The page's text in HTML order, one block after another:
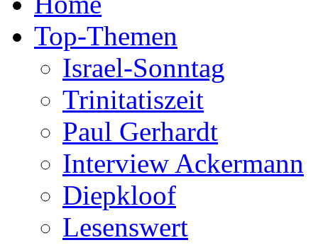
Top-Themen
Israel-Sonntag
Trinitatiszeit
Paul Gerhardt
Interview Ackermann
Diepkloof
Lesenswert